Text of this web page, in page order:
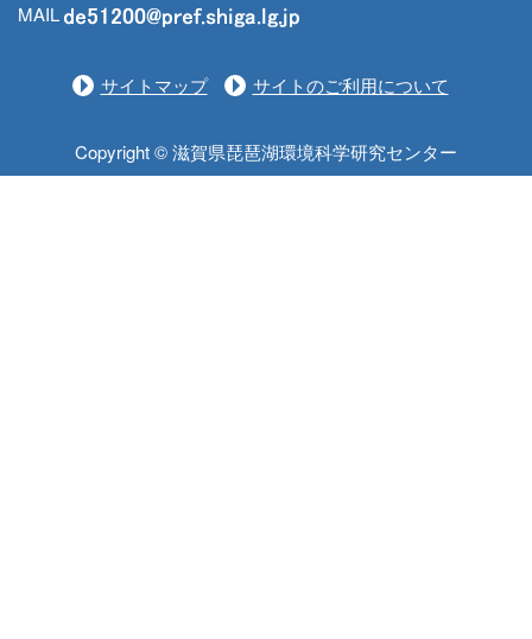
MAIL
サイトマップ サイトのご利用について
Copyright © 滋賀県琵琶湖環境科学研究センター